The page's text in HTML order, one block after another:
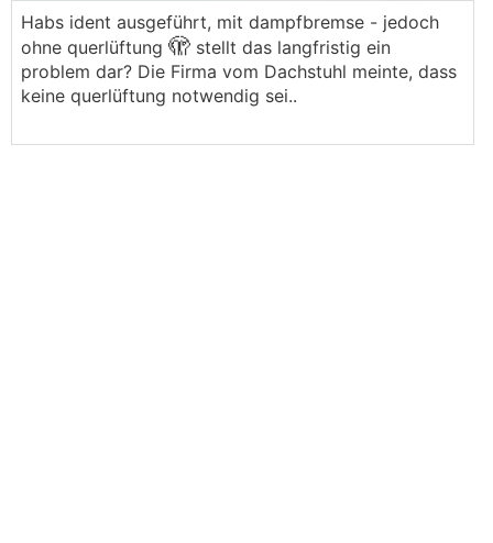
Habs ident ausgeführt, mit dampfbremse - jedoch
ohne querlüftung 🫣 stellt das langfristig ein
problem dar? Die Firma vom Dachstuhl meinte, dass
keine querlüftung notwendig sei..